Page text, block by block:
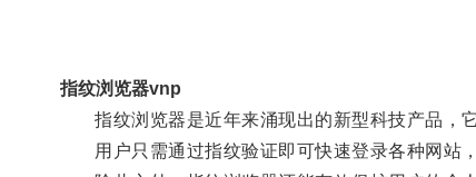
指纹浏览器vnp
指纹浏览器是近年来涌现出的新型科技产品，它
用户只需通过指纹验证即可快速登录各种网站，